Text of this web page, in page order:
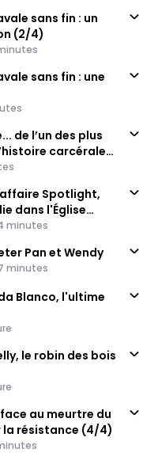
sans fin : un
(2/4)
sans fin : une
plus
carcérale
Spotlight,
dans l'Église
minutes
Pan et Wendy
minutes
Blanco, l'ultime
le robin des bois
au meurtre du
la résistance (4/4)